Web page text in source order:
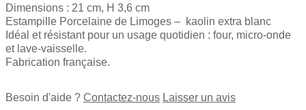
Dimensions : 21 cm, H 3,6 cm
Estampille Porcelaine de Limoges – kaolin extra blanc
Idéal et résistant pour un usage quotidien : four, micro-onde
et lave-vaisselle.
Fabrication française.
Besoin d'aide ? Contactez-nous Laisser un avis